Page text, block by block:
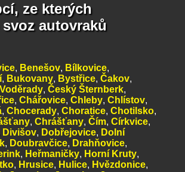
ze kterých
autovraků
, Benešov, Bílkovice,
, Bukovany, Bystřice, Čakov,
, Český Šternberk,
, Chářovice, Chleby, Chlístov,
, Chocerady, Choratice, Chotilsko,
, Chrášťany, Čím, Církvice,
Divišov, Dobřejovice, Dolní
, Doubravčice, Drahňovice,
, Heřmaničky, Horní Kruty,
, Hrusice, Hulice, Hvězdonice,